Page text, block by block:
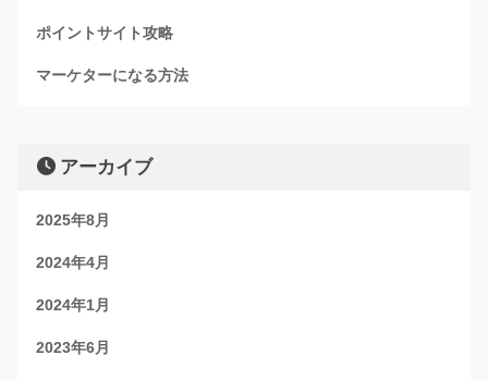
ポイントサイト攻略
マーケターになる方法
アーカイブ
2025年8月
2024年4月
2024年1月
2023年6月